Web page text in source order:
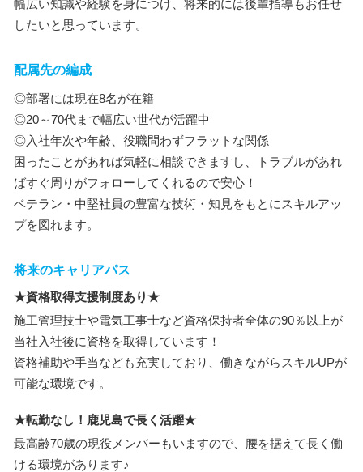
幅広い知識や経験を身につけ、将来的には後輩指導もお任せ
したいと思っています。
配属先の編成
◎部署には現在8名が在籍
◎20～70代まで幅広い世代が活躍中
◎入社年次や年齢、役職問わずフラットな関係
困ったことがあれば気軽に相談できますし、トラブルがあれ
ばすぐ周りがフォローしてくれるので安心！
ベテラン・中堅社員の豊富な技術・知見をもとにスキルアッ
プを図れます。
将来のキャリアパス
★資格取得支援制度あり★
施工管理技士や電気工事士など資格保持者全体の90％以上が
当社入社後に資格を取得しています！
資格補助や手当なども充実しており、働きながらスキルUPが
可能な環境です。
★転勤なし！鹿児島で長く活躍★
最高齢70歳の現役メンバーもいますので、腰を据えて長く働
ける環境があります♪